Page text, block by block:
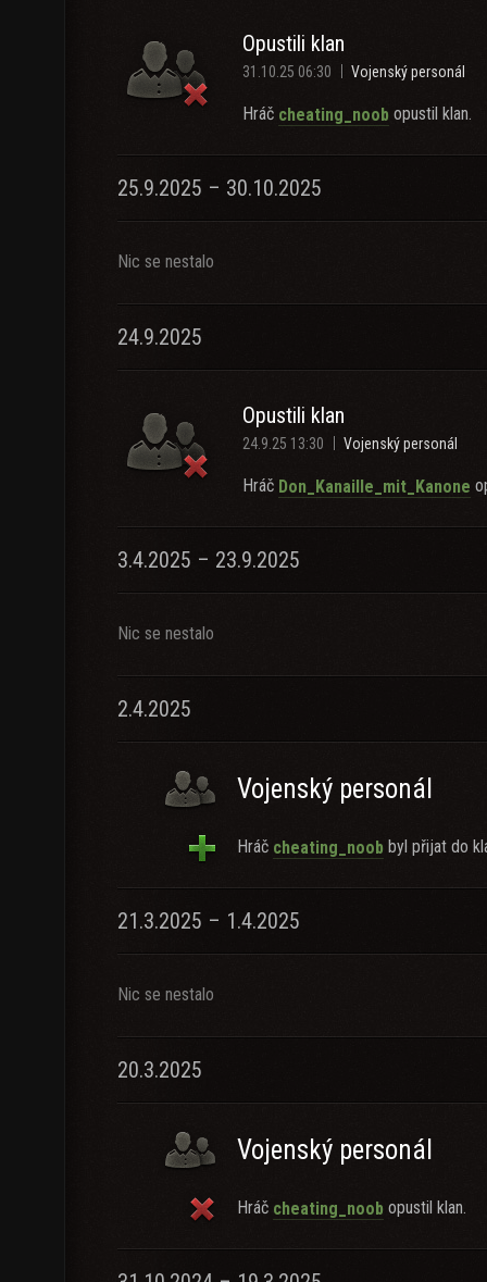
Opustili klan
31.10.25 06:30 Vojenský personál
Hráč cheating_noob opustil klan.
25.9.2025 – 30.10.2025
Nic se nestalo
24.9.2025
Opustili klan
24.9.25 13:30 Vojenský personál
Hráč Don_Kanaille_mit_Kanone
3.4.2025 – 23.9.2025
Nic se nestalo
2.4.2025
Vojenský personál
Hráč cheating_noob byl přijat do
21.3.2025 – 1.4.2025
Nic se nestalo
20.3.2025
Vojenský personál
Hráč cheating_noob opustil klan.